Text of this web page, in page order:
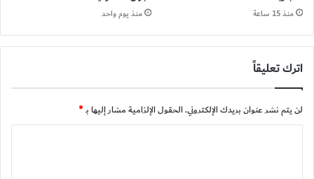
منذ 15 ساعة منذ يوم واحد
اترك تعليقاً
لن يتم نشر عنوان بريدك الإلكتروني.الحقول الإلزامية مشار إليها بـ*